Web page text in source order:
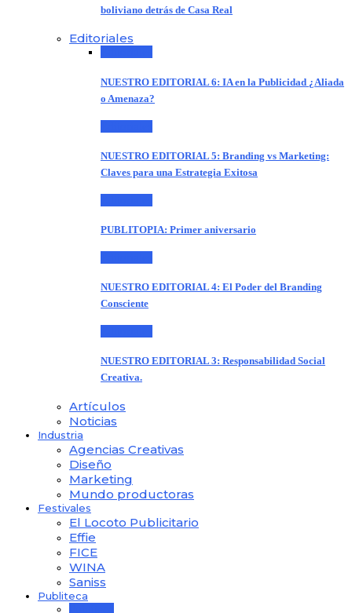
boliviano detrás de Casa Real
Editoriales
NUESTRO EDITORIAL 6: IA en la Publicidad ¿Aliada
o Amenaza?
NUESTRO EDITORIAL 5: Branding vs Marketing:
Claves para una Estrategia Exitosa
PUBLITOPIA: Primer aniversario
NUESTRO EDITORIAL 4: El Poder del Branding
Consciente
NUESTRO EDITORIAL 3: Responsabilidad Social
Creativa.
Artículos
Noticias
Industria
Agencias Creativas
Diseño
Marketing
Mundo productoras
Festivales
El Locoto Publicitario
Effie
FICE
WINA
Saniss
Publiteca